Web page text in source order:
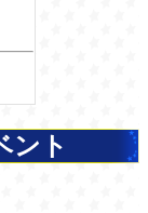
ント